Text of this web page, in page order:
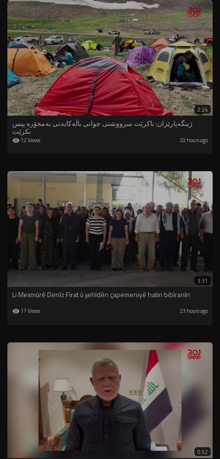
2:24
ژینگەپارێزان: ناکرێت سرووشتی جوانی باڵەکایەتی بەمجۆرە پیس
بکرێت
12 Views 20 hours ago
3:31
Li Mexmûrê Denîz Firat û şehîdên çapemeniyê hatin bibîranîn
17 Views 23 hours ago
0:52